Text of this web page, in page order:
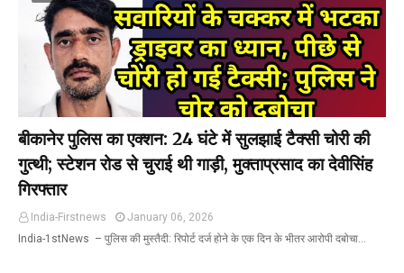
बीकानेर पुलिस का एक्शन: 24 घंटे में सुलझाई टैक्सी चोरी की
गुत्थी; स्टेशन रोड से चुराई थी गाड़ी, मुक्ताप्रसाद का देवीसिंह
गिरफ्तार
India-Firstnews
January 06, 2026
India-1stNews ​ – पुलिस की मुस्तैदी: रिपोर्ट दर्ज होने के एक दिन के भीतर आरोपी दबोचा…